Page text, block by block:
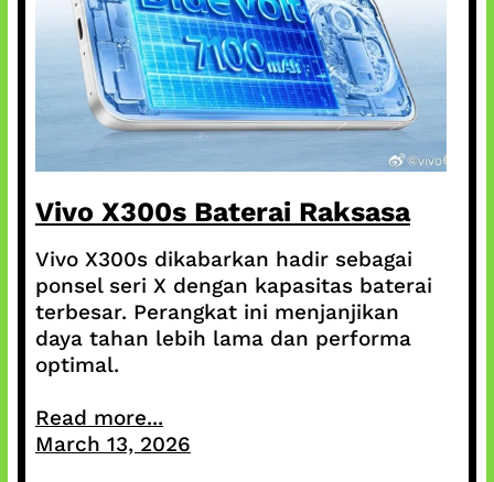
Vivo X300s Baterai Raksasa
Vivo X300s dikabarkan hadir sebagai
ponsel seri X dengan kapasitas baterai
terbesar. Perangkat ini menjanjikan
daya tahan lebih lama dan performa
optimal.
Read more...
March 13, 2026